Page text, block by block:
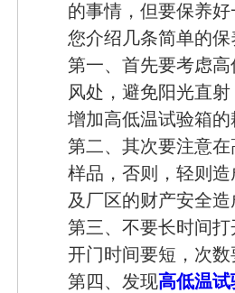
的事情，但要保养
您介绍几条简单的
第一、首先要考虑
风处，避免阳光直
增加高低温试验箱
第二、其次要注意
样品，否则，轻则
及厂区的财产安全
第三、不要长时间
开门时间要短，次
第四、发现高低温试